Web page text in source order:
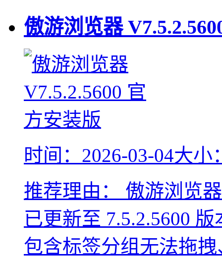
傲游浏览器
时间：2026-03-04大小
推荐理由：
傲游浏览
已更新至 7.5.2.5600
包含标签分组无法拖